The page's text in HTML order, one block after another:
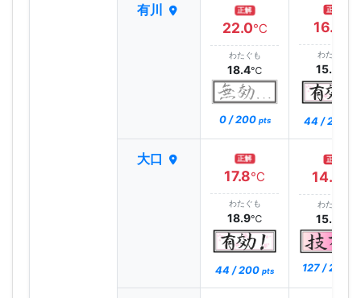
有川 正解
22.0℃
わたぐも
18.4℃
0 / 200 pts
正解
16.1
わたぐも
15.0
44 / 200
大口 正解
17.8℃
わたぐも
18.9℃
44 / 200 pts
正解
14.7
わたぐも
15.3
127 / 200